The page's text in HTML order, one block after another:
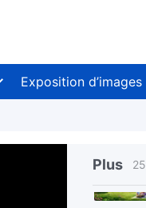
Exposition d’images
Plus 25